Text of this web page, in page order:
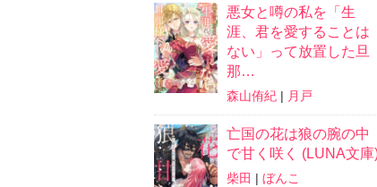
悪女と噂の私を「生
涯、君を愛することは
ない」って放置した旦
那…
森山侑紀 | 月戸
亡国の花は狼の腕の中
で甘く咲く (LUNA文庫
柴田 |ぼんこ